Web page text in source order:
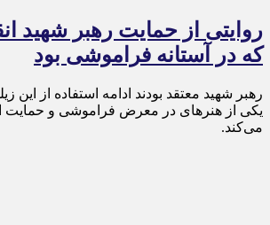
روایتی از حمایت رهبر شهید
که در آستانه فراموشی بود
رهبر شهید معتقد بودند ادامه استفاده از این
یکی از هنرهای در معرض فراموشی و حمایت
می‌کند.